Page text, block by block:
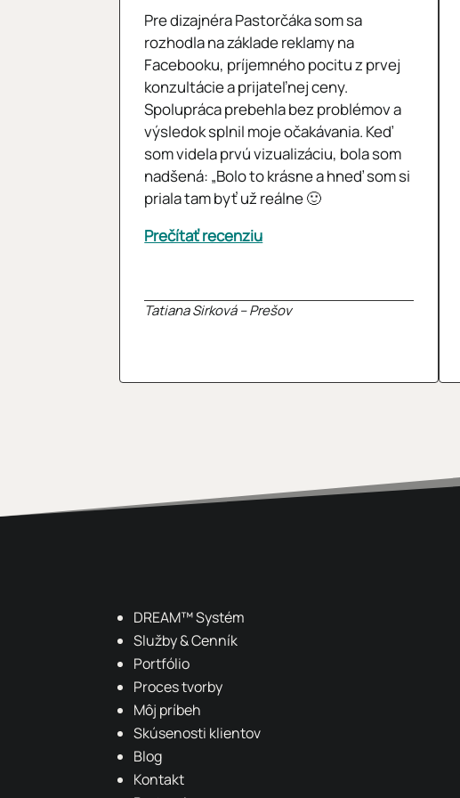
Pre dizajnéra Pastorčáka som sa
rozhodla na základe reklamy na
Facebooku, príjemného pocitu z prvej
konzultácie a prijateľnej ceny.
Spolupráca prebehla bez problémov a
výsledok splnil moje očakávania. Keď
som videla prvú vizualizáciu, bola som
nadšená: „Bolo to krásne a hneď som si
priala tam byť už reálne 🙂
Prečítať recenziu
Tatiana Sirková – Prešov
DREAM™ Systém
Služby & Cenník
Portfólio
Proces tvorby
Môj príbeh
Skúsenosti klientov
Blog
Kontakt